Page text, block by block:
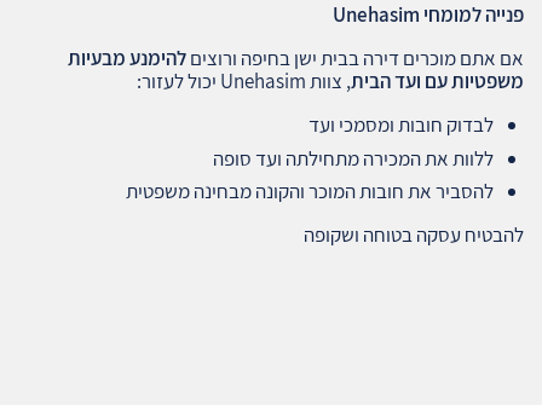
פנייה למומחי
אם אתם מוכרים דירה בבית ישן בחיפה ורוציםלהימנע מבעיות
משפטיות עם ועד הבית, צוות Unehasim יכול לעזור:
לבדוק חובות ומסמכי ועד
ללוות את המכירה מתחילתה ועד סופה
להסביר את חובות המוכר והקונה מבחינה משפטית
להבטיח עסקה בטוחה ושקופה